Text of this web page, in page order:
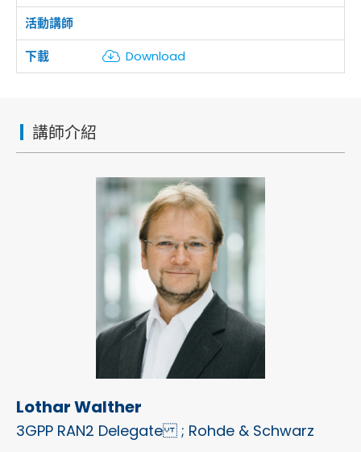
Download
講師介紹
Lothar Walther
3GPP RAN2 Delegate ; Rohde & Schwarz